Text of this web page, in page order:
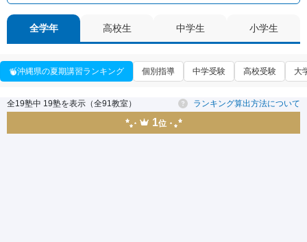
全学年 高校生 中学生 小学生
沖縄県の夏期講習ランキング 個別指導 中学受験 高校受験 大
全19塾中 19塾を表示（全91教室） ランキング算出方法について
1位